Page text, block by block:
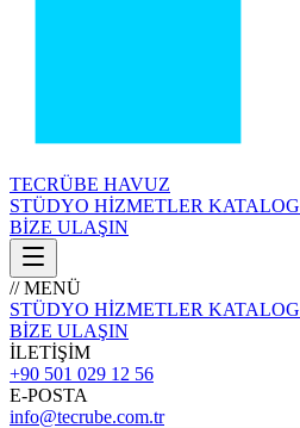
TECRÜBE HAVUZ
STÜDYO HİZMETLER KATALOG
BİZE ULAŞIN
// MENÜ
STÜDYO HİZMETLER KATALOG
BİZE ULAŞIN
İLETİŞİM
+90 501 029 12 56
E-POSTA
info@tecrube.com.tr